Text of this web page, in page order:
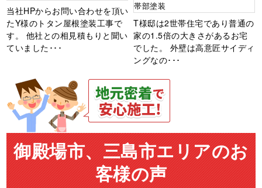
当社HPからお問い合わせを頂い
たY様のトタン屋根塗装工事で
す。 他社との相見積もりと聞い
ていました･･･
帯部塗装
T様邸は2世帯住宅であり普通の
家の1.5倍の大きさがあるお宅
でした。 外壁は高意匠サイディ
ングなの･･･
御殿場市、三島市エリアのお
客様の声